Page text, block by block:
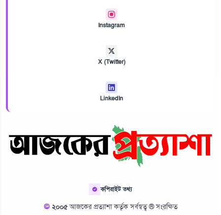
Instagram
X (Twitter)
LinkedIn
কপিরাইট তথ্য
© ২০০৫আজকের প্রত্যাশা কর্তৃক সর্বস্বত্ব ® সংরক্ষিত